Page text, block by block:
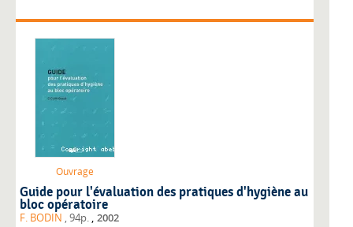
Ouvrage
Guide pour l'évaluation des pratiques d'hygiène au
bloc opératoire
F. BODIN , 94p. , 2002